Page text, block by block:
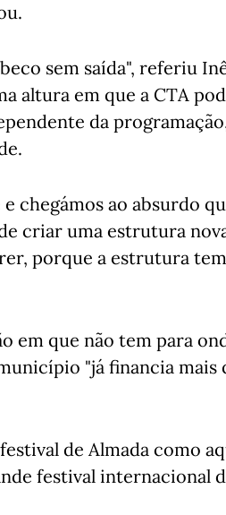
sem saída", referiu
altura em que a CTA
da
chegámos ao absurdo
criar uma estrutura
porque a estrutura tem
em que não tem para
"já financia mais
de Almada como
festival internacional